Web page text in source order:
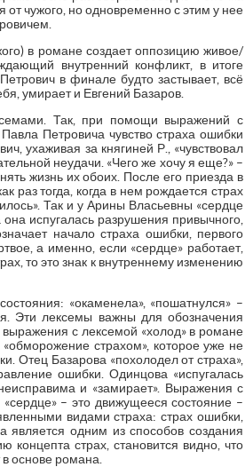
от чужого, но одновременно с этим у нее
в романе создает оппозицию живое/
внутренний конфликт, в итоге
в финале будто застывает, всё
умирает и Евгений Базаров.
Так, при помощи выражений с
Петровича чувство страха ошибки
ухаживая за княгиней Р., «чувствовал
неудачи. «Чего же хочу я еще?» –
жизнь их обоих. После его приезда в
раз тогда, когда в нем рождается страх
Так и у Арины Власьевны «сердце
испугалась разрушения привычного,
начало страха ошибки, первого
а именно, если «сердце» работает,
то это знак к внутреннему изменению
«окаменела», «пошатнулся» –
Эти лексемы важны для обозначения
выражения с лексемой «холод» в романе
страхом», которое уже не
Отец Базарова «похолодел от страха»,
ошибки. Одинцова «испугалась
и «замирает». Выражения с
– это движущееся состояние –
видами страха: страх ошибки,
является одним из способов создания
страх, становится видно, что
основе романа.